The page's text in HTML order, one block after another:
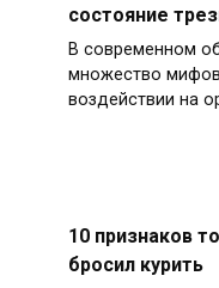
состояние
В современном
множество
воздействии на
10 признаков
бросил курить